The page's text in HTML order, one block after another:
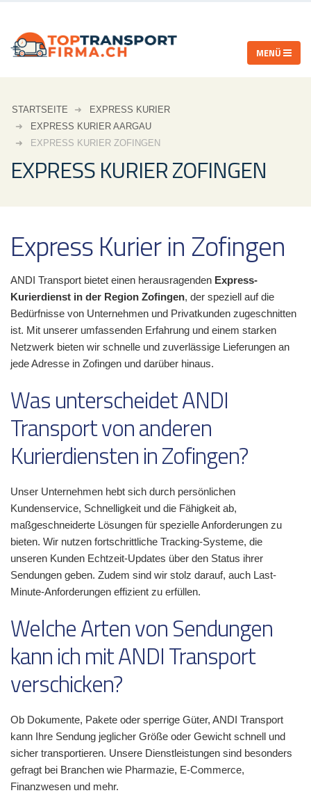
STARTSEITE
EXPRESS KURIER
EXPRESS KURIER AARGAU
EXPRESS KURIER ZOFINGEN
EXPRESS KURIER ZOFINGEN
Express Kurier in Zofingen
ANDI Transport bietet einen herausragenden Express-
Kurierdienst in der Region Zofingen, der speziell auf die
Bedürfnisse von Unternehmen und Privatkunden zugeschnitten
ist. Mit unserer umfassenden Erfahrung und einem starken
Netzwerk bieten wir schnelle und zuverlässige Lieferungen an
jede Adresse in Zofingen und darüber hinaus.
Was unterscheidet ANDI
Transport von anderen
Kurierdiensten in Zofingen?
Unser Unternehmen hebt sich durch persönlichen
Kundenservice, Schnelligkeit und die Fähigkeit ab,
maßgeschneiderte Lösungen für spezielle Anforderungen zu
bieten. Wir nutzen fortschrittliche Tracking-Systeme, die
unseren Kunden Echtzeit-Updates über den Status ihrer
Sendungen geben. Zudem sind wir stolz darauf, auch Last-
Minute-Anforderungen effizient zu erfüllen.
Welche Arten von Sendungen
kann ich mit ANDI Transport
verschicken?
Ob Dokumente, Pakete oder sperrige Güter, ANDI Transport
kann Ihre Sendung jeglicher Größe oder Gewicht schnell und
sicher transportieren. Unsere Dienstleistungen sind besonders
gefragt bei Branchen wie Pharmazie, E-Commerce,
Finanzwesen und mehr.